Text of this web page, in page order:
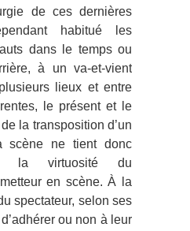
de ces dernières
habitué les
dans le temps ou
à un va-et-vient
lieux et entre
le présent et le
la transposition d’un
scène ne tient donc
la virtuosité du
en scène. À la
spectateur, selon ses
ou non à leur